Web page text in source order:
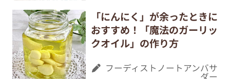
「にんにく」が余ったときに
おすすめ！「魔法のガーリッ
クオイル」の作り方
フーディストノートアンバサ